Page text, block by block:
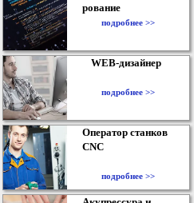
рование
подробнее >>
WEB-дизайнер
подробнее >>
Оператор станков
CNC
подробнее >>